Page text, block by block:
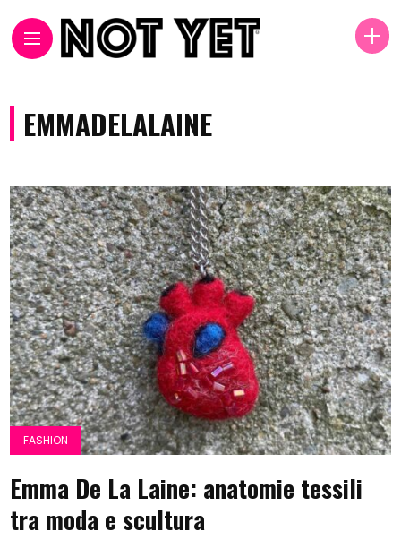
EMMADELALAINE
FASHION
Emma De La Laine: anatomie tessili
tra moda e scultura